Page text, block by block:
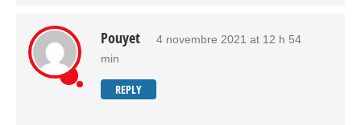
Pouyet
4 novembre 2021 at 12 h 54
min
REPLY